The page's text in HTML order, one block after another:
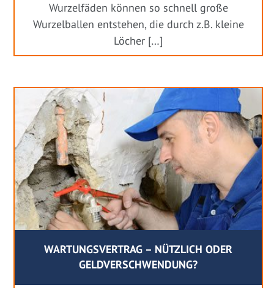
Wurzelfäden können so schnell große
Wurzelballen entstehen, die durch z.B. kleine
Löcher […]
WARTUNGSVERTRAG – NÜTZLICH ODER
GELDVERSCHWENDUNG?